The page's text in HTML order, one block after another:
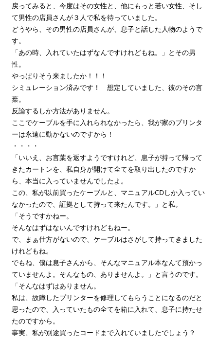
戻ってみると、今度はその女性と、他にもっと若い女性、そし
て男性の店員さんが３人で私を待っていました。
どうやら、その男性の店員さんが、息子と話した人物のようで
す。
「あの時、入れていたはずなんですけれどもね。」とその男
性。
やっぱりそう来ましたか！！！
シミュレーション済みです！ 想定していました、彼のその言
葉。
反論するしか方法がありません。
ここでケーブルを手に入れられなかったら、我が家のプリンタ
ーは永遠に動かないのですから！
・・・・
「いいえ、お言葉を返すようですけれど、息子が持って帰って
きたカートンを、私自身が開けて全てを取り出したのですか
ら、本当に入っていませんでしたよ。
この、私が以前買ったケーブルと、マニュアルCDしか入ってい
なかったので、証拠として持って来たんです。」と私。
「そうですかねー。
そんなはずはないんですけれどもねー。
で、まぁ仕方がないので、ケーブルはさがして持ってきました
けれどもね。
でもね、僕は息子さんから、そんなマニュアル本なんて預かっ
ていませんよ。そんなもの、ありませんよ。」と言うのです。
「そんなはずはありません。
私は、故障したプリンターを修理してもらうことになるのだと
思ったので、入っていたもの全てを箱に入れて、息子に持たせ
たのですから。
事実、私が別途買ったコードまで入れていましたでしょう？